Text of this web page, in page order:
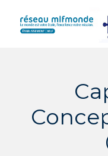
content